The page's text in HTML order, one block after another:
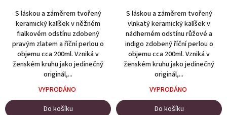
S láskou a záměrem tvořený
keramický kalíšek v něžném
fialkovém odstínu zdobený
pravým zlatem a říční perlou o
objemu cca 200ml. Vzniká v
ženském kruhu jako jedinečný
originál,...
VYPRODÁNO
Do košíku
S láskou a záměrem tvořený
vlnkatý keramický kalíšek v
nádherném odstínu růžové a
indigo zdobený říční perlou o
objemu cca 200ml. Vzniká v
ženském kruhu jako jedinečný
originál,...
VYPRODÁNO
Do košíku